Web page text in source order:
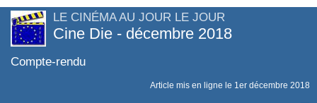
LE CINÉMA AU JOUR LE JOUR
Cine Die - décembre 2018
Compte-rendu
Article mis en ligne le 1er décembre 2018